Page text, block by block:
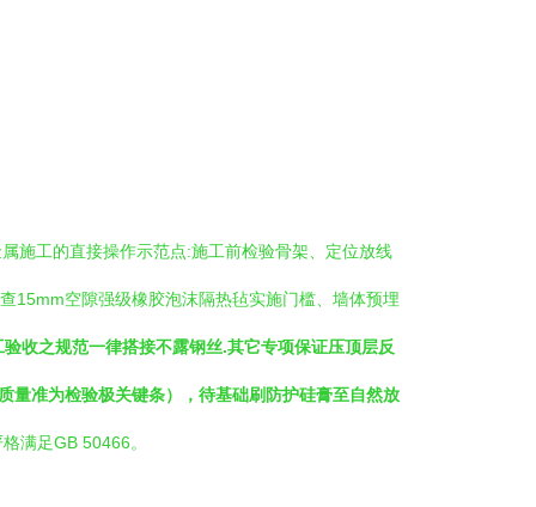
施工的直接操作示范点:施工前检验骨架、定位放线
空隙强级橡胶泡沫隔热毡实施门槛、墙体预埋
收之规范一律搭接不露钢丝.其它专项保证压顶层反
准为检验极关键条），待基础刷防护硅膏至自然放
满足GB 50466。